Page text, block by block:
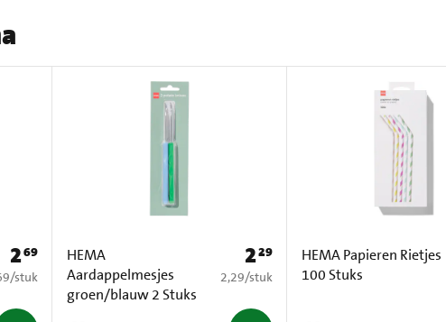
Prijs: € 2,69
269
per stuk
/stuk
HEMA
Aardappelmesjes
groen/blauw 2 Stuks
Prijs: € 2,29
229
€ 2,29 per stuk
2,29/stuk
HEMA Papieren Rietjes
100 Stuks